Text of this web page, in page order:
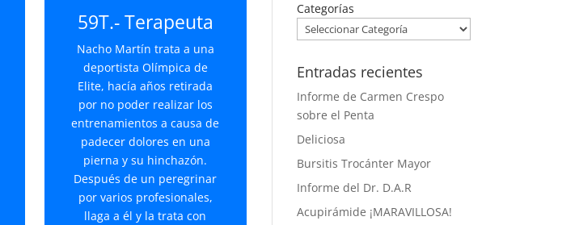
59T.- Terapeuta
Nacho Martín trata a una
deportista Olímpica de
Elite, hacía años retirada
por no poder realizar los
entrenamientos a causa de
padecer dolores en una
pierna y su hinchazón.
Después de un peregrinar
por varios profesionales,
llaga a él y la trata con
Categorías
Entradas recientes
Informe de Carmen Crespo
sobre el Penta
Deliciosa
Bursitis Trocánter Mayor
Informe del Dr. D.A.R
Acupirámide ¡MARAVILLOSA!